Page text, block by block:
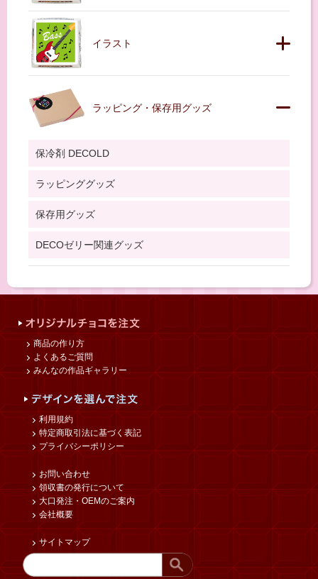
イラスト
ラッピング・保存用グッズ
保冷剤 DECOLD
ラッピンググッズ
保存用グッズ
DECOゼリー関連グッズ
商品の作り方
よくあるご質問
みんなの作品ギャラリー
利用規約
特定商取引法に基づく表記
プライバシーポリシー
お問い合わせ
領収書の発行について
大口発注・OEMのご案内
会社概要
サイトマップ